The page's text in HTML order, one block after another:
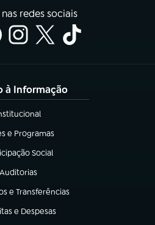
redes sociais
à Informação
em nova aba)
e Programas
em nova aba)
Social
em nova aba)
Auditorias
(abre em nova aba)
e Transferências
aba)
e Despesas
em nova aba)